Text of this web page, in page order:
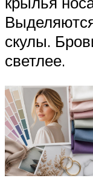
скулы.
светлее.